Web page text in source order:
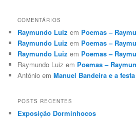
COMENTÁRIOS
Raymundo Luiz em Poemas –
Raymundo Luiz em Poemas –
Raymundo Luiz em Poemas –
Raymundo Luiz em Poemas –
António emManuel Bandeira e a
POSTS RECENTES
Exposição Dorminhocos